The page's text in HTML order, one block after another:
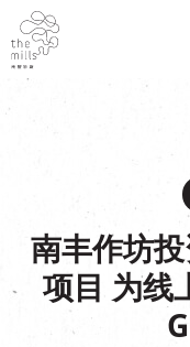
活动场地
活动世界之約
展覽
走进南丰纱厂
景点
活化与保育
走进南丰纱厂
南丰作坊
项目 为线